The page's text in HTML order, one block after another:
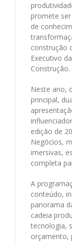
promete
de
construção
Executivo
Construção.
Neste ano,
principal,
edição de
Negócios,
imersivas,
completa
A
conteúdo,
panorama
cadeia
tecnologia,
orçamento,